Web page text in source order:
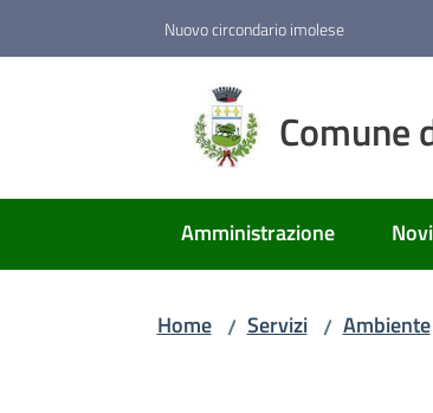
Nuovo circondario imolese
Comune
Amministrazione
Home / Servizi / Ambiente